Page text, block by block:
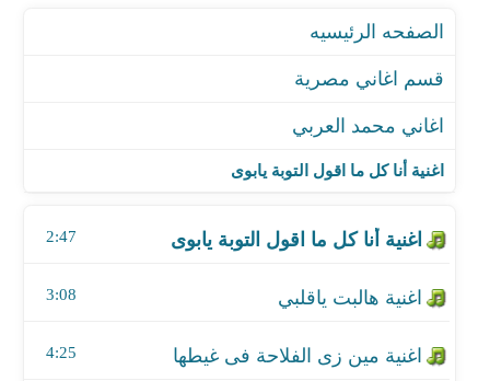
اغنية أنا كل ما اقول التوبة يابوى
اغنية أنا كل ما اقول التوبة يابوى
2:47
اغنية هالبت ياقلبي
3:08
اغنية مين زى الفلاحة فى غيطها
4:25
اغنية إتنين واتنين يا قاضى الغرام